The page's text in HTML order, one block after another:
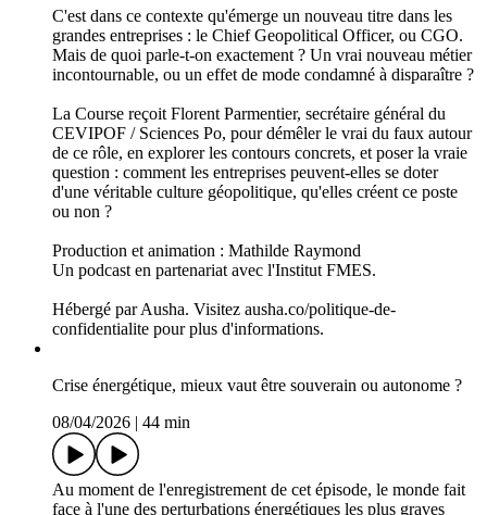
27/05/2026| 31 min
craintes des entreprises dans 90 pays. Et pourtant, rares sont
celles qui ont clairement défini qui, dans leur organigramme,
est responsable de l'anticiper et de le gérer.
C'est dans ce contexte qu'émerge un nouveau titre dans les
grandes entreprises : le Chief Geopolitical Officer, ou CGO.
incontournable, ou un effet de mode condamné à disparaître ?
CEVIPOF / Sciences Po, pour démêler le vrai du faux autour
de ce rôle, en explorer les contours concrets, et poser la vraie
ou non ?
Production et animation : Mathilde Raymond
Un podcast en partenariat avec l'Institut FMES.
Hébergé par Ausha. Visitez ausha.co/politique-de-
confidentialite pour plus d'informations.